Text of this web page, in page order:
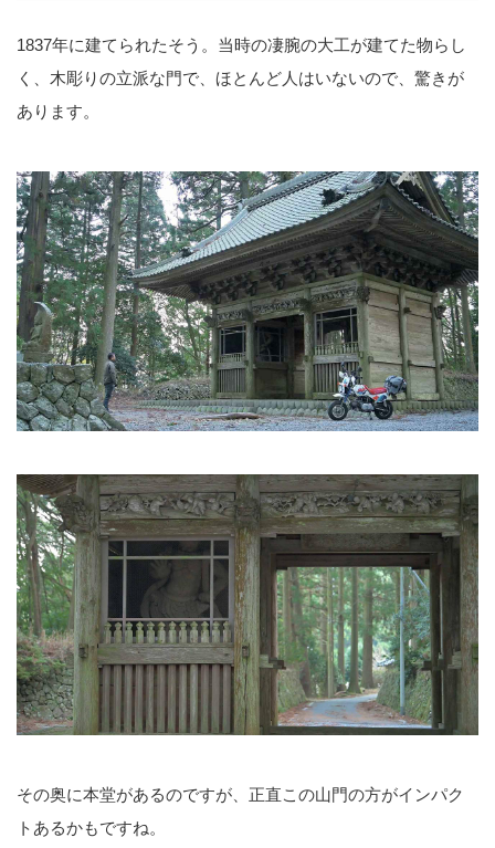
1837年に建てられたそう。当時の凄腕の大工が建てた物らし
く、木彫りの立派な門で、ほとんど人はいないので、驚きが
あります。
その奥に本堂があるのですが、正直この山門の方がインパク
トあるかもですね。